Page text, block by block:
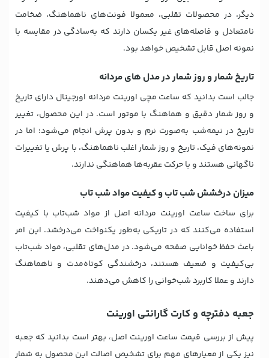
دیگر، در محصولات تقلبی، معمولا فونت‌های ناهماهنگ، ضخامت
نامتعادل و فاصله‌های غیر یکسان دارند که به‌سادگی در مقایسه با
نمونه اصل قابل تشخیص خواهد بود.
تاریخ شمار و روز شمار در مدل های مردانه
جالب است بدانید که ساعت مچی اورینت مردانه اورجینال دارای تاریخ
و روز شمار دقیق و هماهنگ با موتور است. در این محصول، تغییر
تاریخ در نیمه‌شب به‌صورت نرم و بدون پرش انجام می‌شود؛ اما در
نمونه‌های فیک، تاریخ و روز شمار اغلب ناهماهنگ، با پرش یا تغییرات
ناگهانی هستند و با حرکت عقربه‌ها هماهنگی ندارند.
میزان درخشش شب تاب و کیفیت مواد شب تاب
برای ساخت ساعت اورینت مردانه اصل از مواد شب‌تاب با کیفیت
استفاده می‌کنند که در تاریکی به‌طور یکنواخت می‌درخشد. این امر
باعث حفظ خوانایی صفحه می‌شود. در مدل‌های تقلبی، مواد شب‌تاب
بی‌کیفیت و ضعیف هستند، درخشندگی کوتاه‌مدت و ناهماهنگ
دارند و عملا کاربرد شب‌خوانی را کاهش می‌دهند.
جعبه دفترچه و کارت گارانتی اورینت
پیش از بررسی قیمت ساعت اورینت اصل، بهتر است بدانید که جعبه
نیز یکی از معیارهای مهم برای تشخیص اصالت این محصول به شمار